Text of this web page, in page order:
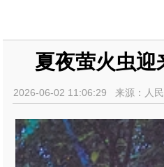
夏夜萤火虫迎
2026-06-02 11:06:29 来源：人